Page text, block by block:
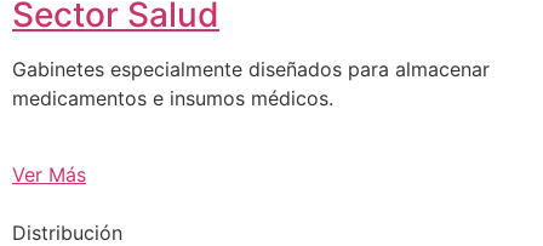
Sector Salud
Gabinetes especialmente diseñados para almacenar
medicamentos e insumos médicos.
Ver Más
Distribución